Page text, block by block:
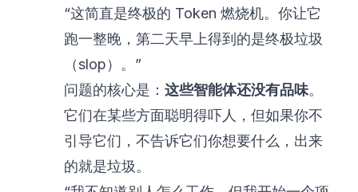
“这简直是终极的 Token 燃烧机。你让它
跑一整晚，第二天早上得到的是终极垃圾
（slop）。”
问题的核心是： 这些智能体还没有品味。
它们在某些方面聪明得吓人，但如果你不
引导它们，不告诉它们你想要什么，出来
的就是垃圾。